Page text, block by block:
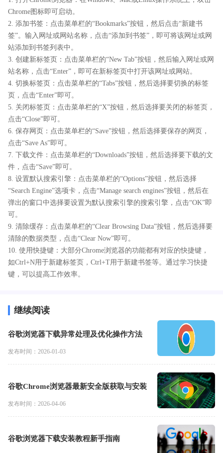
Chrome图标即可启动。
2. 添加书签：点击菜单栏的“Bookmarks”按钮，然后点击“新建书
签”。输入网址或网站名称，点击“添加到书签”，即可将该网址或网
站添加到书签列表中。
3. 创建新标签页：点击菜单栏的“New Tab”按钮，然后输入网址或网
站名称，点击“Enter”，即可在新标签页中打开该网址或网站。
4. 切换标签页：点击菜单栏的“Tabs”按钮，然后选择要切换的标签
页，点击“Enter”即可。
5. 关闭标签页：点击菜单栏的“X”按钮，然后选择要关闭的标签页，
点击“Close”即可。
6. 保存网页：点击菜单栏的“Save”按钮，然后选择要保存的网页，
点击“Save As”即可。
7. 下载文件：点击菜单栏的“Downloads”按钮，然后选择要下载的文
件，点击“Save”即可。
8. 设置默认搜索引擎：点击菜单栏的“Options”按钮，然后选择
“Search Engine”选项卡，点击“Manage search engines”按钮，然后在
弹出的窗口中选择要设置为默认搜索引擎的搜索引擎，点击“OK”即
可。
9. 清除缓存：点击菜单栏的“Clear Browsing Data”按钮，然后选择要
清除的数据类型，点击“Clear Now”即可。
10. 使用快捷键：大部分Chrome浏览器的功能都有对应的快捷键，
如Ctrl+N用于新建标签页，Ctrl+T用于新建书签等。通过学习快捷
键，可以提高工作效率。
继续阅读
谷歌浏览器下载异常处理及优化操作方法
发布时间：2026-01-03
谷歌Chrome浏览器最新安全版获取与安装
发布时间：2026-04-06
谷歌浏览器下载安装教程新手指南